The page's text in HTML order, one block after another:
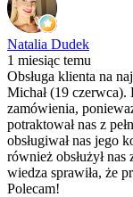
Natalia Dudek
1 miesiąc temu
Obsługa klienta na
Michał (19 czerwca).
zamówienia,
potraktował nas z
obsługiwał nas jego
również obsłużył
wiedza sprawiła, że
Polecam!